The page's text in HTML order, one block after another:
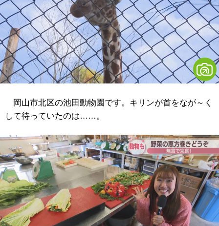
岡山市北区の池田動物園です。キリンが首をなが～く
して待っていたのは……。